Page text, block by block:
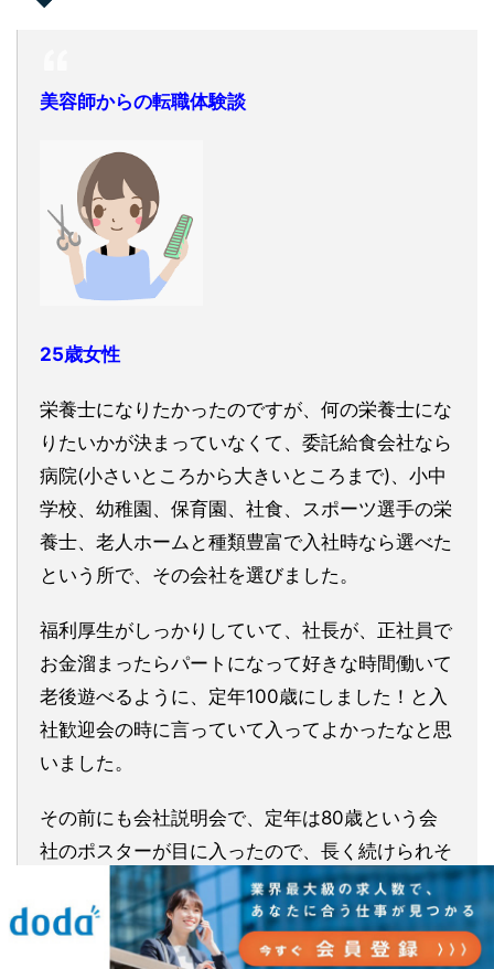
美容師からの転職体験談
25歳女性
栄養士になりたかったのですが、何の栄養士にな
りたいかが決まっていなくて、委託給食会社なら
病院(小さいところから大きいところまで)、小中
学校、幼稚園、保育園、社食、スポーツ選手の栄
養士、老人ホームと種類豊富で入社時なら選べた
という所で、その会社を選びました。
福利厚生がしっかりしていて、社長が、正社員で
お金溜まったらパートになって好きな時間働いて
老後遊べるように、定年100歳にしました！と入
社歓迎会の時に言っていて入ってよかったなと思
いました。
その前にも会社説明会で、定年は80歳という会
社のポスターが目に入ったので、長く続けられそ
うだなと思い転職先に選びました。
▶︎栄養士で募集中のおすすめ求人を見る